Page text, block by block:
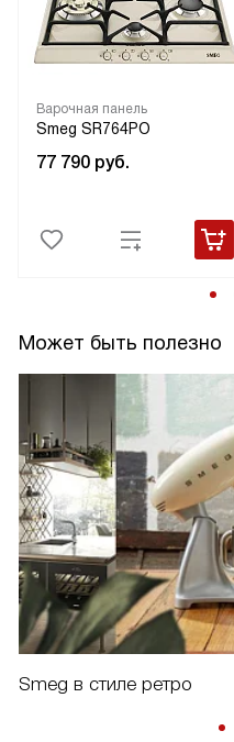
Варочная панель
Smeg SR764PO
77 790 руб.
Может быть полезно
Smeg в стиле ретро